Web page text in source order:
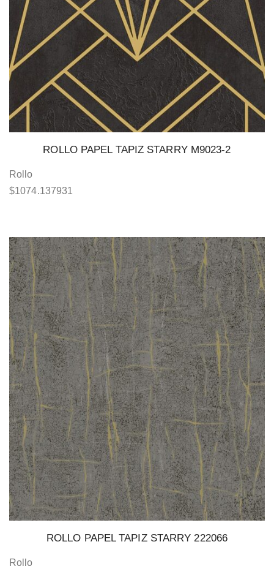
ROLLO PAPEL TAPIZ STARRY M9023-2
Rollo
$1074.137931
ROLLO PAPEL TAPIZ STARRY 222066
Rollo